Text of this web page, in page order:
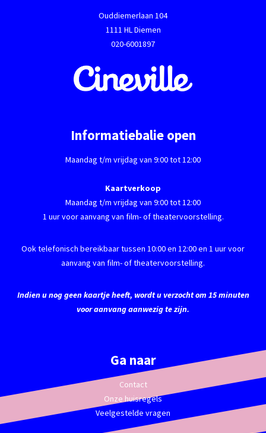
Ouddiemerlaan 104
1111 HL Diemen
020-6001897
Informatiebalie open
Maandag t/m vrijdag van 9:00 tot 12:00
Kaartverkoop
Maandag t/m vrijdag van 9:00 tot 12:00
1 uur voor aanvang van film- of theatervoorstelling.
Ook telefonisch bereikbaar tussen 10:00 en 12:00 en 1 uur voor
aanvang van film- of theatervoorstelling.
Indien u nog geen kaartje heeft, wordt u verzocht om 15 minuten
voor aanvang aanwezig te zijn.
Ga naar
Contact
Onze huisregels
Veelgestelde vragen